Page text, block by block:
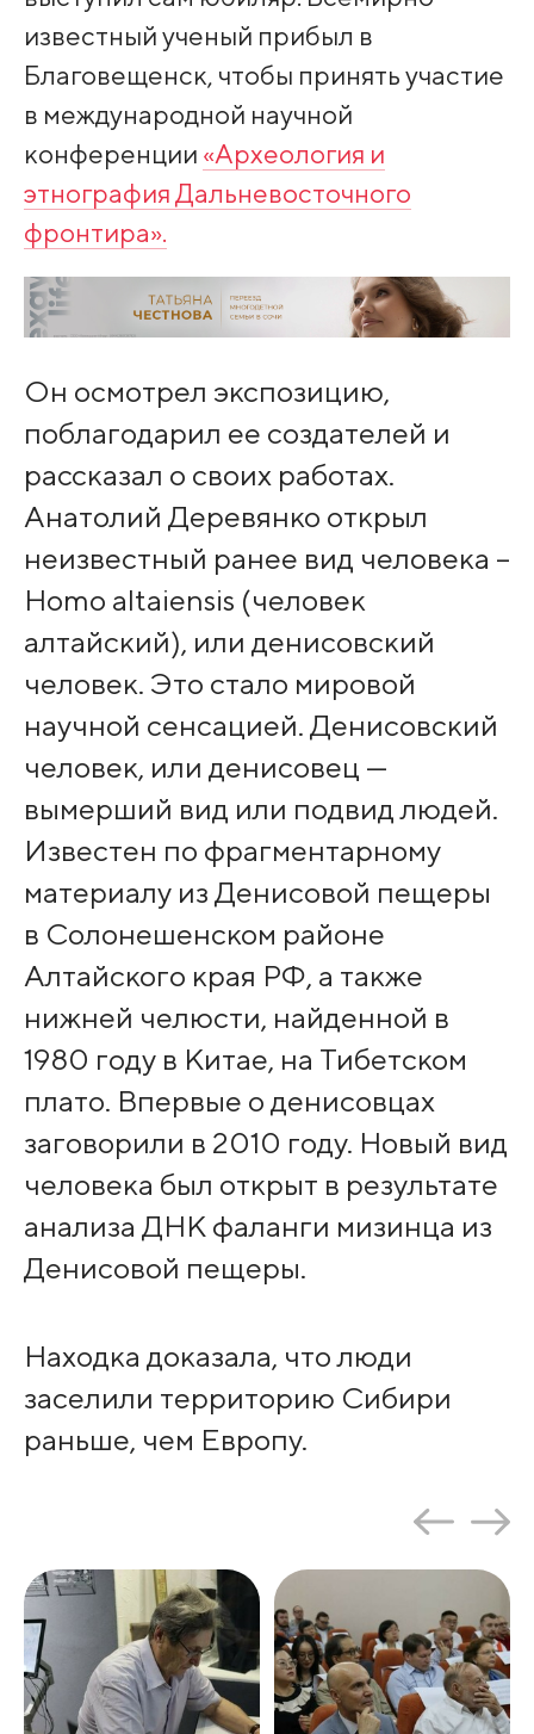
известный ученый прибыл в
Благовещенск, чтобы принять участие
в международной научной
конференции «Археология и
этнография Дальневосточного
фронтира».
Он осмотрел экспозицию,
поблагодарил ее создателей и
рассказал о своих работах.
Анатолий Деревянко открыл
неизвестный ранее вид человека –
Homo altaiensis (человек
алтайский), или денисовский
человек. Это стало мировой
научной сенсацией. Денисовский
человек, или денисовец —
вымерший вид или подвид людей.
Известен по фрагментарному
материалу из Денисовой пещеры
в Солонешенском районе
Алтайского края РФ, а также
нижней челюсти, найденной в
1980 году в Китае, на Тибетском
плато. Впервые о денисовцах
заговорили в 2010 году. Новый вид
человека был открыт в результате
анализа ДНК фаланги мизинца из
Денисовой пещеры.
Находка доказала, что люди
заселили территорию Сибири
раньше, чем Европу.